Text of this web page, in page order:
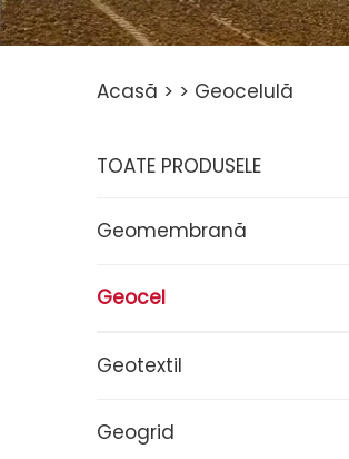
Acasă > > Geocelulă
TOATE PRODUSELE
Geomembrană
Geocel
Geotextil
Geogrid